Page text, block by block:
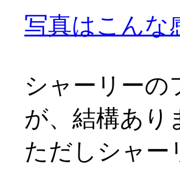
写真はこんな
シャーリーの
が、結構あり
ただしシャー